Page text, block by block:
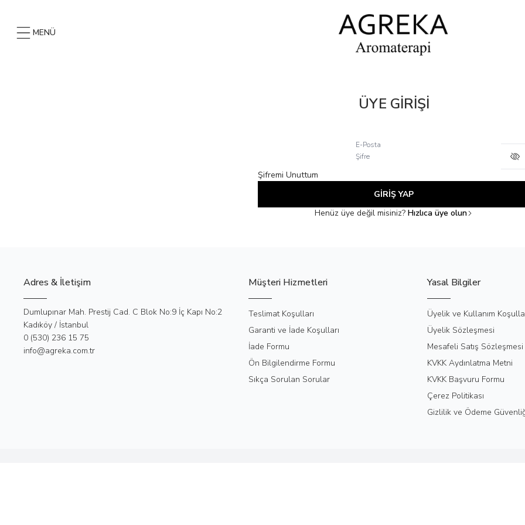
MENÜ
ÜYE GİRİŞİ
E-Posta
Şifre
Şifremi Unuttum
GİRİŞ YAP
Henüz üye değil misiniz? Hızlıca üye olun
Adres & İletişim
Adres
Dumlupınar Mah. Prestij Cad. C Blok No:9 İç Kapı No:2
Kadıköy / İstanbul
Telefon
0 (530) 236 15 75
E-Posta
info@agreka.com.tr
Müşteri Hizmetleri
Teslimat Koşulları
Garanti ve İade Koşulları
İade Formu
Ön Bilgilendirme Formu
Sıkça Sorulan Sorular
Yasal Bilgiler
Üyelik ve Kullanım
Üyelik Sözleşmesi
Mesafeli Satış Sözleşmesi
KVKK Aydınlatma Metni
KVKK Başvuru Formu
Çerez Politikası
Gizlilik ve Ödeme